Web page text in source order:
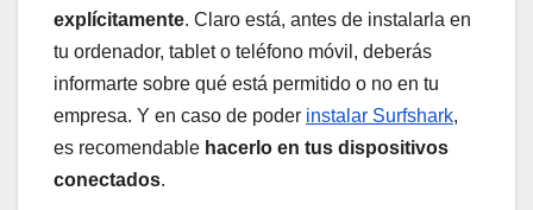
explícitamente. Claro está, antes de instalarla en
tu ordenador, tablet o teléfono móvil, deberás
informarte sobre qué está permitido o no en tu
empresa. Y en caso de poder instalar Surfshark,
es recomendable hacerlo en tus dispositivos
conectados.